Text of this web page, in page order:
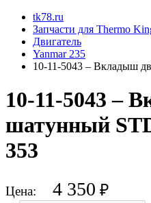
tk78.ru
Запчасти для Thermo
Двигатель
Yanmar 235
10-11-5043 – Вкладыш
10-11-5043 –
шатунный
353
Цена: 4 350 ₽